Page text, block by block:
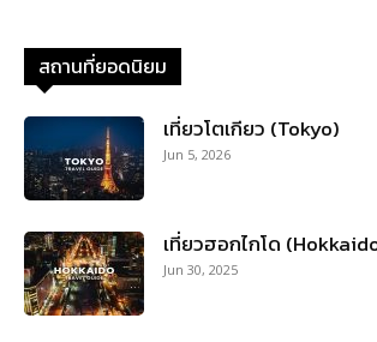
สถานที่ยอดนิยม
เที่ยวโตเกียว (Tokyo)
Jun 5, 2026
เที่ยวฮอกไกโด
Jun 30, 2025